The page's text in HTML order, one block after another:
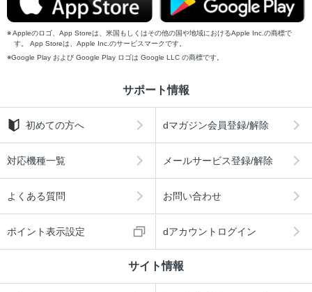
Appleのロゴ、App Storeは、米国もしくはその他の国や地域におけるApple Inc.の商標で
す。 App Storeは、Apple Inc.のサービスマークです。
Google Play および Google Play ロゴは Google LLC の商標です。
サポート情報
初めての方へ dマガジン会員登録/解除
対応機種一覧 メールサービス登録/解除
よくある質問 お問い合わせ
ポイント表示設定 dアカウントログイン
サイト情報